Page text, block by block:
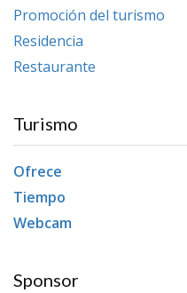
Promoción del turismo
Residencia
Restaurante
Turismo
Ofrece
Tiempo
Webcam
Sponsor